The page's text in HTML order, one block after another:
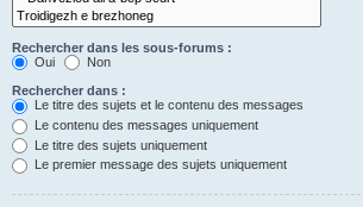
Rechercher dans les sous-forums :
Oui
Non
Rechercher dans :
Le titre des sujets et le contenu des messages
Le contenu des messages uniquement
Le titre des sujets uniquement
Le premier message des sujets uniquement